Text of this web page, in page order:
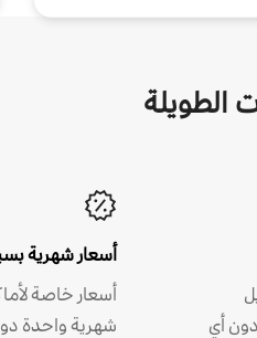
الطويلة
أي
أسعار شهرية
أسعار خاصة
شهرية واحدة